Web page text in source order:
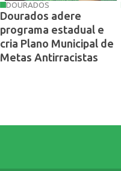
DOURADOS
Dourados adere
programa estadual e
cria Plano Municipal de
Metas Antirracistas